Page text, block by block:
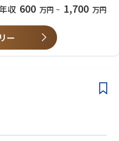
収 600 万円 ~ 1,700 万円
ー